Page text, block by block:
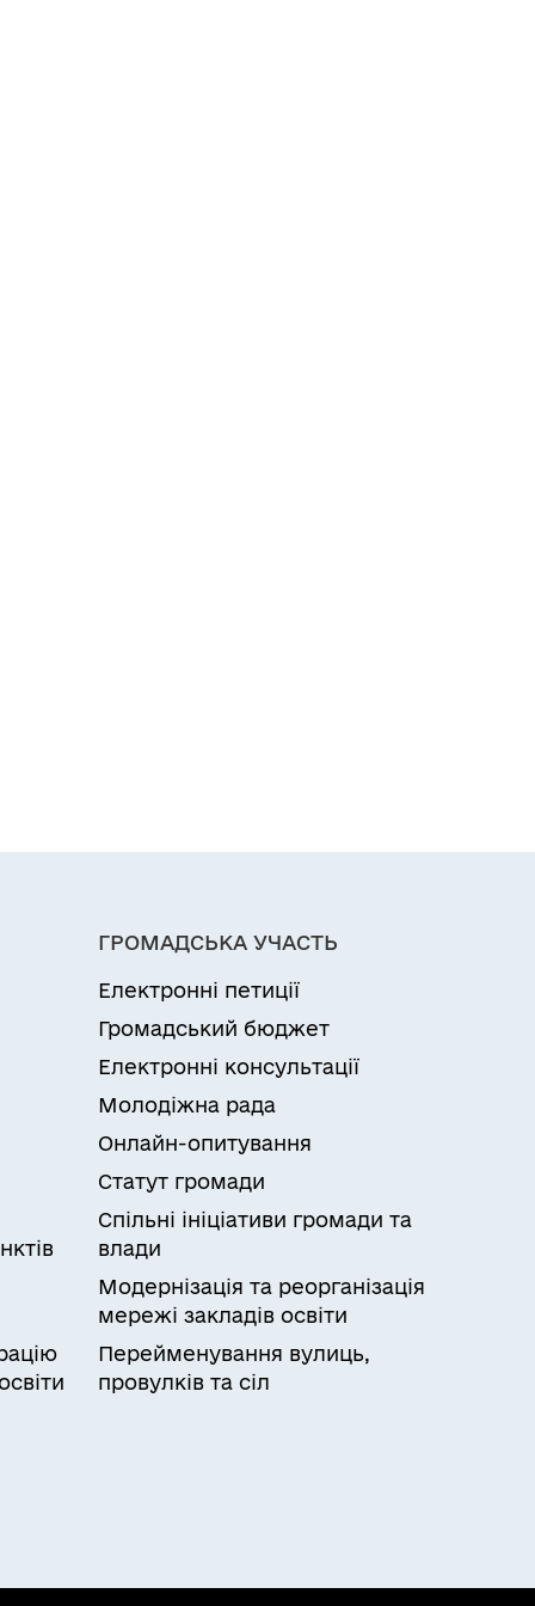
ГРОМАДСЬКА УЧАСТЬ
Електронні петиції
Громадський бюджет
Електронні консультації
Молодіжна рада
Онлайн-опитування
Статут громади
Спільні ініціативи громади та
влади
Модернізація та реорганізація
мережі закладів освіти
Перейменування вулиць,
провулків та сіл